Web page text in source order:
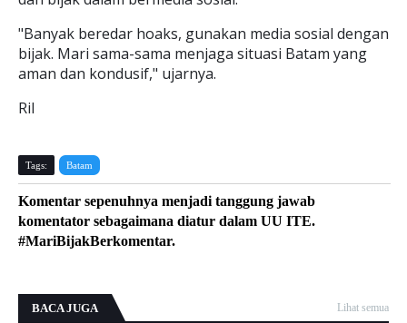
"Banyak beredar hoaks, gunakan media sosial dengan
bijak. Mari sama-sama menjaga situasi Batam yang
aman dan kondusif," ujarnya.
Ril
Tags: Batam
Komentar sepenuhnya menjadi tanggung jawab
komentator sebagaimana diatur dalam UU ITE.
#MariBijakBerkomentar.
BACA JUGA Lihat semua